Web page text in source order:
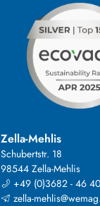
Zella-Mehlis
Schubertstr. 18
98544 Zella-Mehlis
+49 (0)3682 - 46
zella-